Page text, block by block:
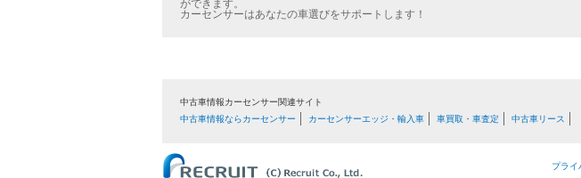
ができます。
カーセンサーはあなたの車選びをサポートします！
中古車情報カーセンサー関連サイト
中古車情報ならカーセンサー
カーセンサーエッジ・輸入車 車買取・車査定 中古車リース
プライ